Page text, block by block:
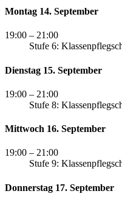
Montag 14. September
19:00 – 21:00
Stufe 6:
Dienstag 15. September
19:00 – 21:00
Stufe 8:
Mittwoch 16. September
19:00 – 21:00
Stufe 9:
Donnerstag 17. September